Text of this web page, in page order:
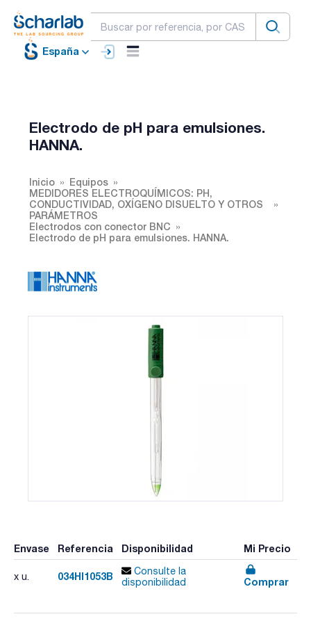
España
Electrodo de pH para emulsiones.
HANNA.
Inicio
Equipos
MEDIDORES ELECTROQUÍMICOS: PH,
CONDUCTIVIDAD, OXÍGENO DISUELTO Y OTROS
PARÁMETROS
Electrodos con conector BNC
Electrodo de pH para emulsiones. HANNA.
Envase Referencia Disponibilidad Mi Precio
x u. 034HI1053B
Consulte la
disponibilidad
Comprar